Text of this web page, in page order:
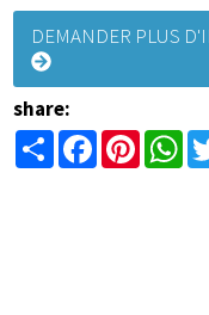
DEMANDER PLUS
share:
ShareFacebook